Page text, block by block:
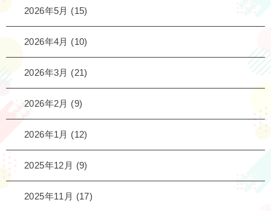
2026年5月 (15)
2026年4月 (10)
2026年3月 (21)
2026年2月 (9)
2026年1月 (12)
2025年12月 (9)
2025年11月 (17)